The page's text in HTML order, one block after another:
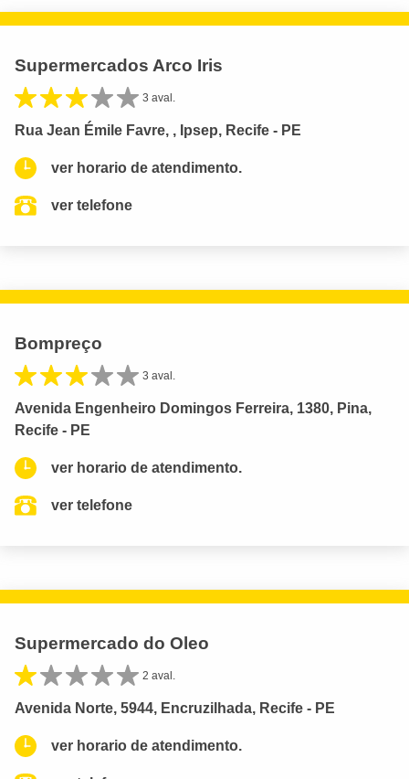
Supermercados Arco Iris
3 aval.
Rua Jean Émile Favre, , Ipsep, Recife - PE
ver horario de atendimento.
ver telefone
Bompreço
3 aval.
Avenida Engenheiro Domingos Ferreira, 1380, Pina,
Recife - PE
ver horario de atendimento.
ver telefone
Supermercado do Oleo
2 aval.
Avenida Norte, 5944, Encruzilhada, Recife - PE
ver horario de atendimento.